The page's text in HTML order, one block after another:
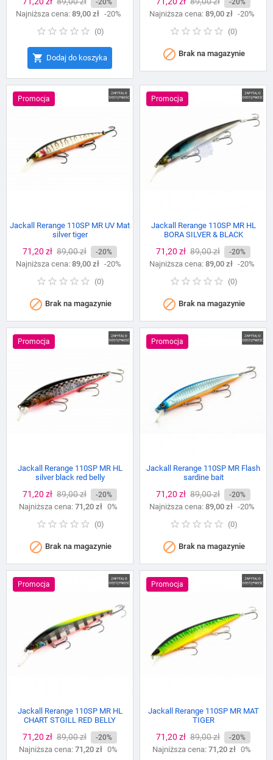
podstawowa
-20%
Najniższa cena: 89,00 zł -20%
(0)
 Dodaj do koszyka
podstawowa
-20%
Najniższa cena: 89,00 zł -20%
(0)
 Brak na magazynie
Promocja
Jackall Rerange 110SP MR UV Mat
silver tiger
Cena
71,20 zł Cena
podstawowa
89,00 zł -20%
Najniższa cena: 89,00 zł -20%
(0)
 Brak na magazynie
Promocja
Jackall Rerange 110SP MR HL
BORA SILVER & BLACK
Cena
71,20 zł Cena
podstawowa
89,00 zł -20%
Najniższa cena: 89,00 zł -20%
(0)
 Brak na magazynie
Promocja
Jackall Rerange 110SP MR HL
silver black red belly
Cena
71,20 zł Cena
podstawowa
89,00 zł -20%
Najniższa cena: 71,20 zł 0%
(0)
 Brak na magazynie
Promocja
Jackall Rerange 110SP MR Flash
sardine bait
Cena
71,20 zł Cena
podstawowa
89,00 zł -20%
Najniższa cena: 89,00 zł -20%
(0)
 Brak na magazynie
Promocja
Jackall Rerange 110SP MR HL
CHART STGILL RED BELLY
Cena
71,20 zł Cena
podstawowa
89,00 zł -20%
Najniższa cena: 71,20 zł 0%
Promocja
Jackall Rerange 110SP MR MAT
TIGER
Cena
71,20 zł Cena
podstawowa
89,00 zł -20%
Najniższa cena: 71,20 zł 0%